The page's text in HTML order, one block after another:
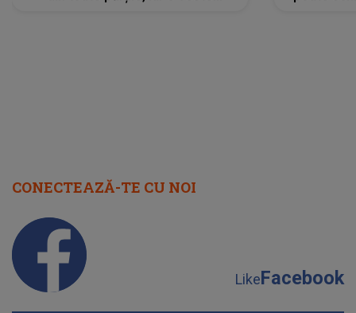
CONECTEAZĂ-TE CU NOI
LikeFacebook